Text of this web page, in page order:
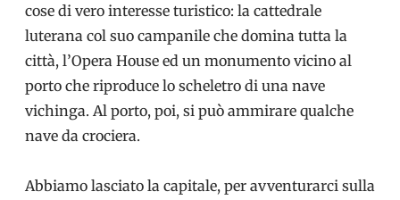
cose di vero interesse turistico: la cattedrale
luterana col suo campanile che domina tutta la
città, l’Opera House ed un monumento vicino al
porto che riproduce lo scheletro di una nave
vichinga. Al porto, poi, si può ammirare qualche
nave da crociera.
Abbiamo lasciato la capitale, per avventurarci sulla